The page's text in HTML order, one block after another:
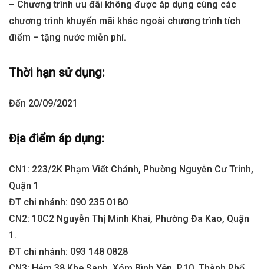
– Chương trình ưu đãi không được áp dụng cùng các
chương trình khuyến mãi khác ngoài chương trình tích
điểm – tặng nước miễn phí.
Thời hạn sử dụng:
Đến 20/09/2021
Địa điểm áp dụng:
CN1: 223/2K Phạm Viết Chánh, Phường Nguyễn Cư Trinh,
Quận 1
ĐT chi nhánh: 090 235 0180
CN2: 10C2 Nguyễn Thị Minh Khai, Phường Đa Kao, Quận
1.
ĐT chi nhánh: 093 148 0828